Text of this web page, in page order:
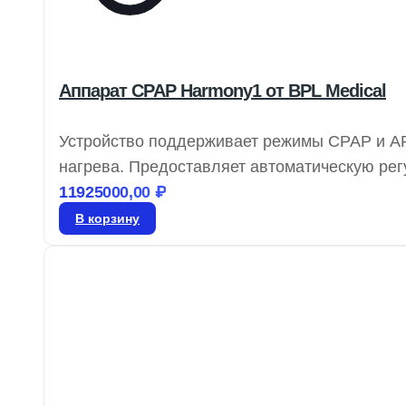
Аппарат CPAP Harmony1 от BPL Medical
Устройство поддерживает режимы CPAP и
нагрева. Предоставляет автоматическую
респираторных событий. Имеет функцию
и автонастройку яркости экрана. Данные
11925000,00 ₽
В корзину